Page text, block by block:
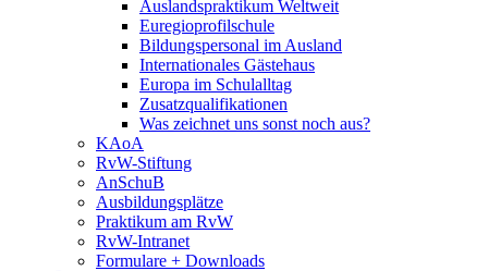
Auslandspraktikum Weltweit
Euregioprofilschule
Bildungspersonal im Ausland
Internationales Gästehaus
Europa im Schulalltag
Zusatzqualifikationen
Was zeichnet uns sonst noch aus?
KAoA
RvW-Stiftung
AnSchuB
Ausbildungsplätze
Praktikum am RvW
RvW-Intranet
Formulare + Downloads